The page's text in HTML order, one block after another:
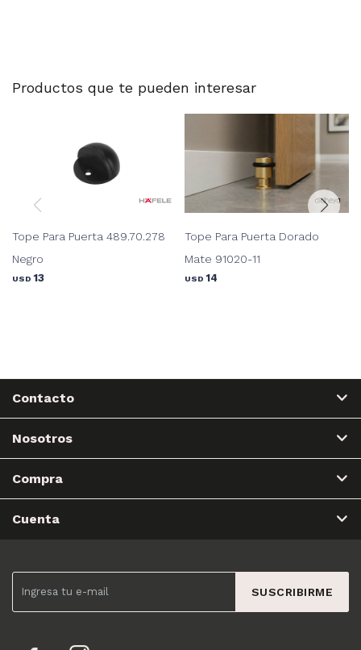
Productos que te pueden interesar
Tope Para Puerta 489.70.278
Negro
USD 13
Tope Para Puerta Dorado
Mate 91020-11
USD 14
SUSCRIBIRME
Contacto
Nosotros
Compra
Cuenta